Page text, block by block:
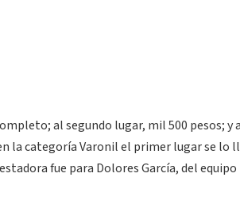
al segundo lugar, mil 500 pesos; y
la categoría Varonil el primer lugar se lo
fue para Dolores García, del equipo